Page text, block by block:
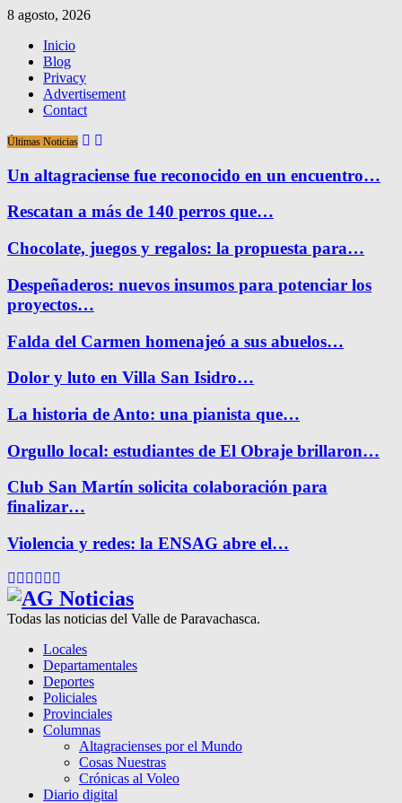
8 agosto, 2026
Inicio
Blog
Privacy
Advertisement
Contact
Últimas Noticias
Un altagraciense fue reconocido en un encuentro…
Rescatan a más de 140 perros que…
Chocolate, juegos y regalos: la propuesta para…
Despeñaderos: nuevos insumos para potenciar los
proyectos…
Falda del Carmen homenajeó a sus abuelos…
Dolor y luto en Villa San Isidro…
La historia de Anto: una pianista que…
Orgullo local: estudiantes de El Obraje brillaron…
Club San Martín solicita colaboración para
finalizar…
Violencia y redes: la ENSAG abre el…
Facebook
Twitter
Instagram
Pinterest
Google
Todas las noticias del Valle de Paravachasca.
Locales
Departamentales
Deportes
Policiales
Provinciales
Columnas
Altagracienses por el Mundo
Cosas Nuestras
Crónicas al Voleo
Diario digital